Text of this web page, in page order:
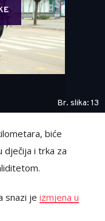
Br. slika: 13
biće
dječija i trka za
snazi je izmjena u